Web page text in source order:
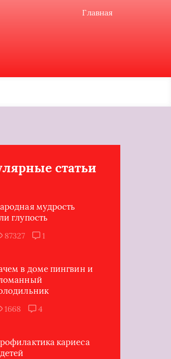
Главная
статьи
мудрость
глупость
87327 1
в доме пингвин и
1668 4
кариеса